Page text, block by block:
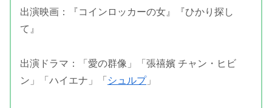
出演映画：『コインロッカーの女』『ひかり探し
て』
出演ドラマ：「愛の群像」「張禧嬪 チャン・ヒビ
ン」「ハイエナ」「 シュルプ」